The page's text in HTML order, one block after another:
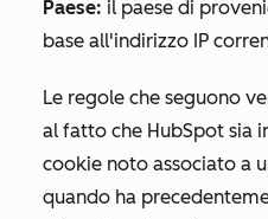
Paese: il paese di
base all'indirizzo IP
Le regole che seguono
al fatto che HubSpot sia
cookie noto associato a
quando ha